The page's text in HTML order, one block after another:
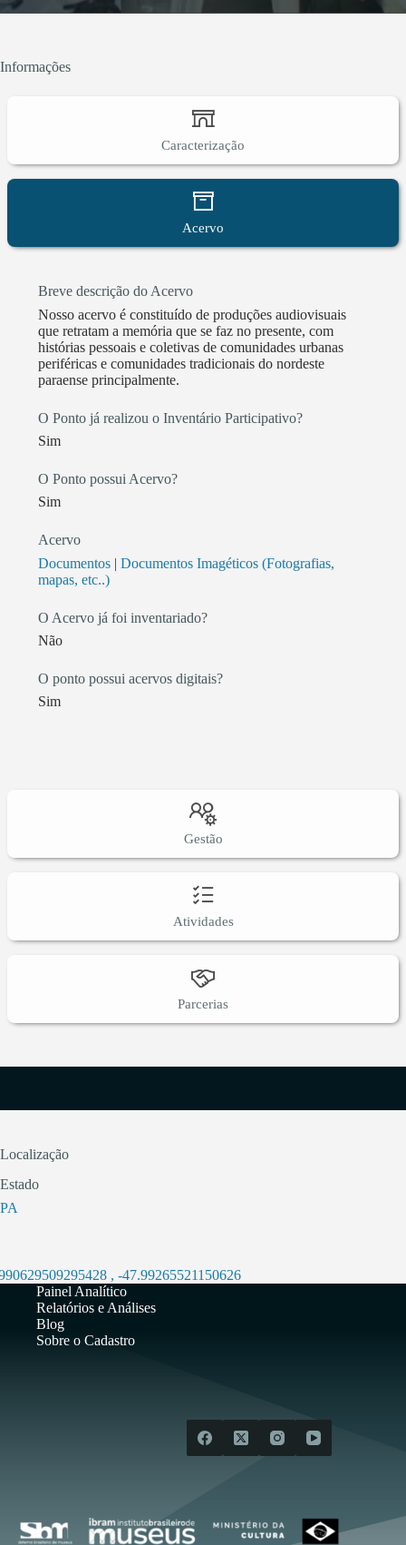
Informações
Caracterização
Acervo
Breve descrição do Acervo
Nosso acervo é constituído de produções audiovisuais
que retratam a memória que se faz no presente, com
histórias pessoais e coletivas de comunidades urbanas
periféricas e comunidades tradicionais do nordeste
paraense principalmente.
O Ponto já realizou o Inventário Participativo?
Sim
O Ponto possui Acervo?
Sim
Acervo
Documentos | Documentos Imagéticos (Fotografias,
mapas, etc..)
O Acervo já foi inventariado?
Não
O ponto possui acervos digitais?
Sim
Gestão
Atividades
Parcerias
Localização
Estado
PA
, -47.99265521150626
Painel Analítico
Relatórios e Análises
Blog
Sobre o Cadastro